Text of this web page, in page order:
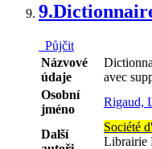
9.
Půjčit
Názvové
údaje
avec
Osobní
jméno
Rigaud,
Další
Société
Librairie